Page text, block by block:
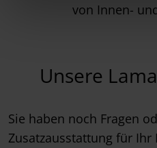
von Innen-
Unsere
Sie haben noch Fragen
Zusatzausstattung für Ihr